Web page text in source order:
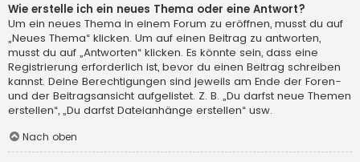
Wie erstelle ich ein neues Thema oder eine Antwort?
Um ein neues Thema in einem Forum zu eröffnen, musst du auf
„Neues Thema“ klicken. Um auf einen Beitrag zu antworten,
musst du auf „Antworten“ klicken. Es könnte sein, dass eine
Registrierung erforderlich ist, bevor du einen Beitrag schreiben
kannst. Deine Berechtigungen sind jeweils am Ende der Foren-
und der Beitragsansicht aufgelistet. Z. B. „Du darfst neue Themen
erstellen“, „Du darfst Dateianhänge erstellen“ usw.
Nach oben